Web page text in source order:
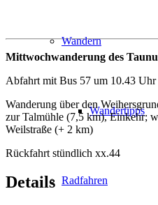
Wandern
Wandertipps
Radfahren
Mittwochwanderung des
Abfahrt mit Bus 57 um 10.43
Wanderung über den
zur Talmühle (7,5 km), Einkehr;
Weilstraße (+ 2 km)
Rückfahrt stündlich xx.44
Details